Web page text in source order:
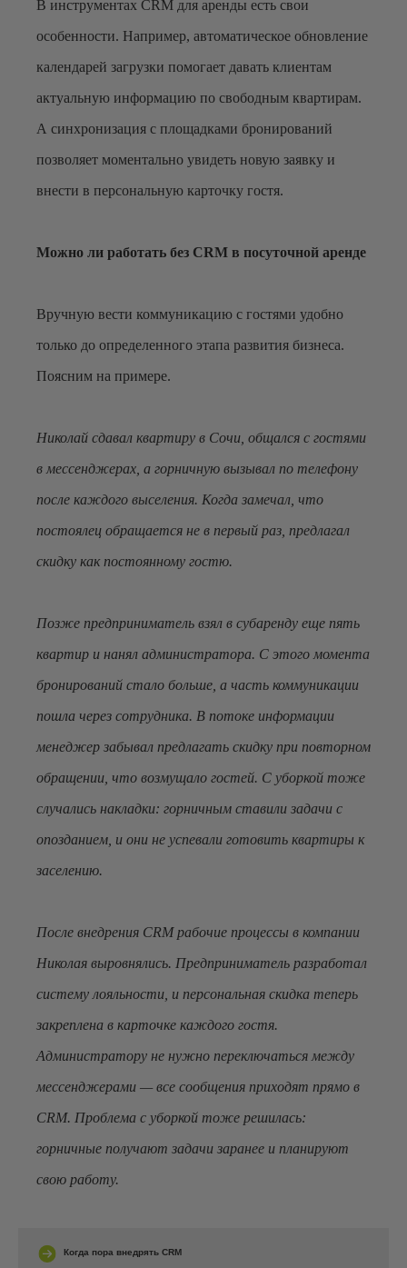
В инструментах CRM для аренды есть свои
особенности. Например, автоматическое обновление
календарей загрузки помогает давать клиентам
актуальную информацию по свободным квартирам.
А синхронизация с площадками бронирований
позволяет моментально увидеть новую заявку и
внести в персональную карточку гостя.
Можно ли работать без CRM в посуточной аренде
Вручную вести коммуникацию с гостями удобно
только до определенного этапа развития бизнеса.
Поясним на примере.
Николай сдавал квартиру в Сочи, общался с гостями
в мессенджерах, а горничную вызывал по телефону
после каждого выселения. Когда замечал, что
постоялец обращается не в первый раз, предлагал
скидку как постоянному гостю.
Позже предприниматель взял в субаренду еще пять
квартир и нанял администратора. С этого момента
бронирований стало больше, а часть коммуникации
пошла через сотрудника. В потоке информации
менеджер забывал предлагать скидку при повторном
обращении, что возмущало гостей. С уборкой тоже
случались накладки: горничным ставили задачи с
опозданием, и они не успевали готовить квартиры к
заселению.
После внедрения CRM рабочие процессы в компании
Николая выровнялись. Предприниматель разработал
систему лояльности, и персональная скидка теперь
закреплена в карточке каждого гостя.
Администратору не нужно переключаться между
мессенджерами — все сообщения приходят прямо в
CRM. Проблема с уборкой тоже решилась:
горничные получают задачи заранее и планируют
свою работу.
Когда пора внедрять CRM